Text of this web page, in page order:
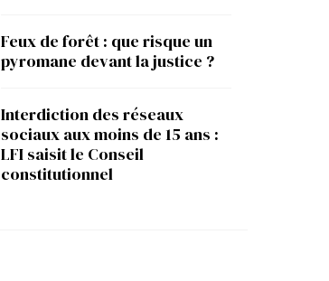
Feux de forêt : que risque un
pyromane devant la justice ?
Interdiction des réseaux
sociaux aux moins de 15 ans :
LFI saisit le Conseil
constitutionnel